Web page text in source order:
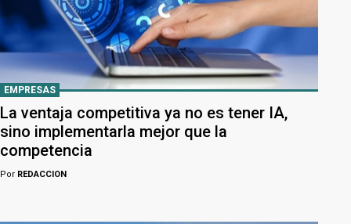
EMPRESAS
La ventaja competitiva ya no es tener IA,
sino implementarla mejor que la
competencia
Por REDACCION